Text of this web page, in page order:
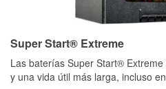
Super Start® Extreme
Las baterías Super Start®
y una vida útil más larga, incluso